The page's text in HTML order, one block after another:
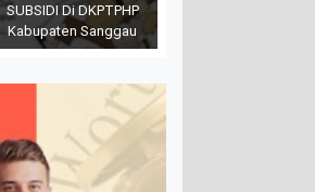
SUBSIDI Di DKPTPHP
Kabupaten Sanggau